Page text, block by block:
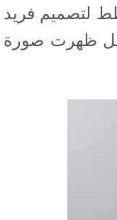
لتصميم فريد
ظهرت صورة